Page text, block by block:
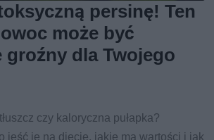
persinę! Ten
może być
groźny dla Twojego
czy kaloryczna pułapka?
jeść je na diecie, jakie ma wartości i jak